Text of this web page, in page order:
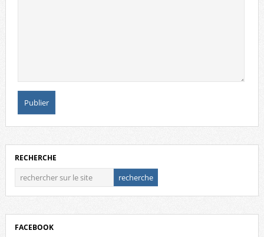
RECHERCHE
FACEBOOK